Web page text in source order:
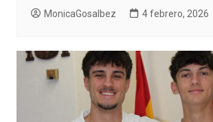
MonicaGosalbez 4 febrero, 2026